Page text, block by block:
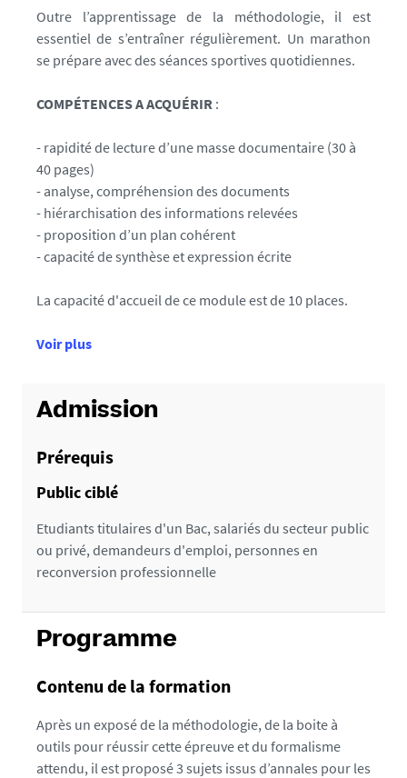
i
o
n
Outre l’apprentissage de la méthodologie, il est
essentiel de s’entraîner régulièrement. Un marathon
se prépare avec des séances sportives quotidiennes.
COMPÉTENCES A ACQUÉRIR :
- rapidité de lecture d’une masse documentaire (30 à
40 pages)
- analyse, compréhension des documents
- hiérarchisation des informations relevées
- proposition d’un plan cohérent
- capacité de synthèse et expression écrite
La capacité d'accueil de ce module est de 10 places.
Voir plusd
é
a
l
Admission
Prérequis
Public ciblé
Etudiants titulaires d'un Bac, salariés du secteur public
ou privé, demandeurs d'emploi, personnes en
reconversion professionnelle
Programme
Contenu de la formation
Après un exposé de la méthodologie, de la boite à
outils pour réussir cette épreuve et du formalisme
attendu, il est proposé 3 sujets issus d’annales pour les